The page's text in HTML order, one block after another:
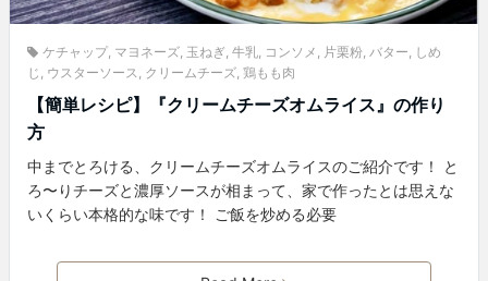
ケチャップ, マヨネーズ, 玉ねぎ, 牛乳, コンソメ , 片栗粉, バター, しめ
じ , ウスターソース, クリームチーズ, 鶏もも肉
【簡単レシピ】『クリームチーズオムライス』の作り
方
中までとろける、クリームチーズオムライスのご紹介です！ と
ろ〜りチーズと濃厚ソースが相まって、家で作ったとは思えな
いくらい本格的な味です！ ご飯を炒める必要